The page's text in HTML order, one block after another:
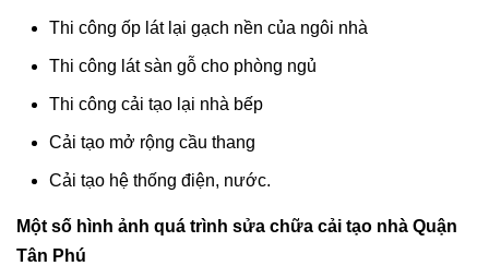
Thi công ốp lát lại gạch nền của ngôi nhà
Thi công lát sàn gỗ cho phòng ngủ
Thi công cải tạo lại nhà bếp
Cải tạo mở rộng cầu thang
Cải tạo hệ thống điện, nước.
Một số hình ảnh quá trình sửa chữa cải tạo nhà Quận
Tân Phú